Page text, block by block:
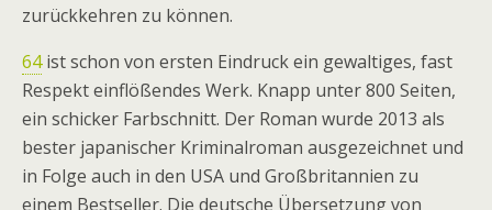
zurückkehren zu können.
64ist schon von ersten Eindruck ein gewaltiges, fast
Respekt einflößendes Werk. Knapp unter 800 Seiten,
ein schicker Farbschnitt. Der Roman wurde 2013 als
bester japanischer Kriminalroman ausgezeichnet und
in Folge auch in den USA und Großbritannien zu
einem Bestseller. Die deutsche Übersetzung von